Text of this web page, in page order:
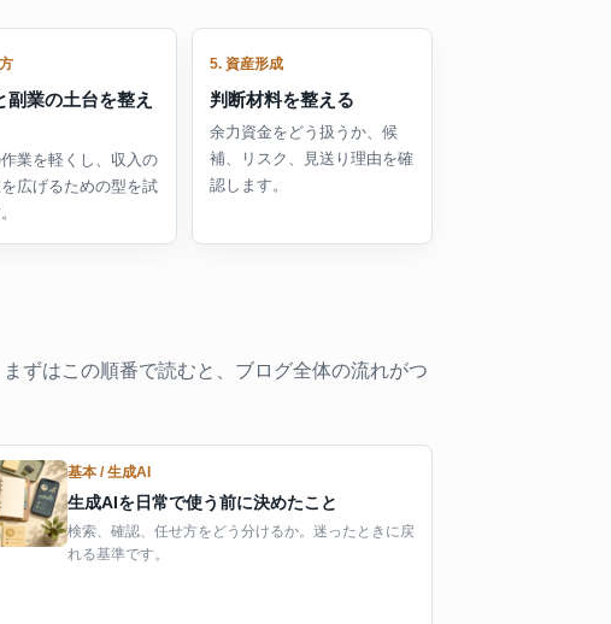
副業の土台を整え
業を軽くし、収入の
広げるための型を試
5. 資産形成
判断材料を整える
余力資金をどう扱うか、候
補、リスク、見送り理由を確
認します。
ずはこの順番で読むと、ブログ全体の流れがつ
基本 / 生成AI
生成AIを日常で使う前に決めたこと
検索、確認、任せ方をどう分けるか。迷ったときに戻
れる基準です。